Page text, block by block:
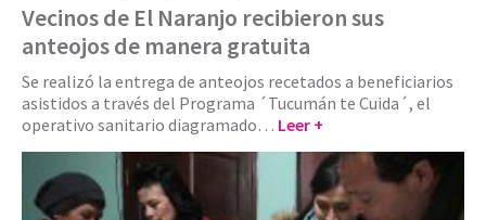
Vecinos de El Naranjo recibieron sus
anteojos de manera gratuita
Se realizó la entrega de anteojos recetados a beneficiarios
asistidos a través del Programa ´Tucumán te Cuida´, el
operativo sanitario diagramado… Leer +